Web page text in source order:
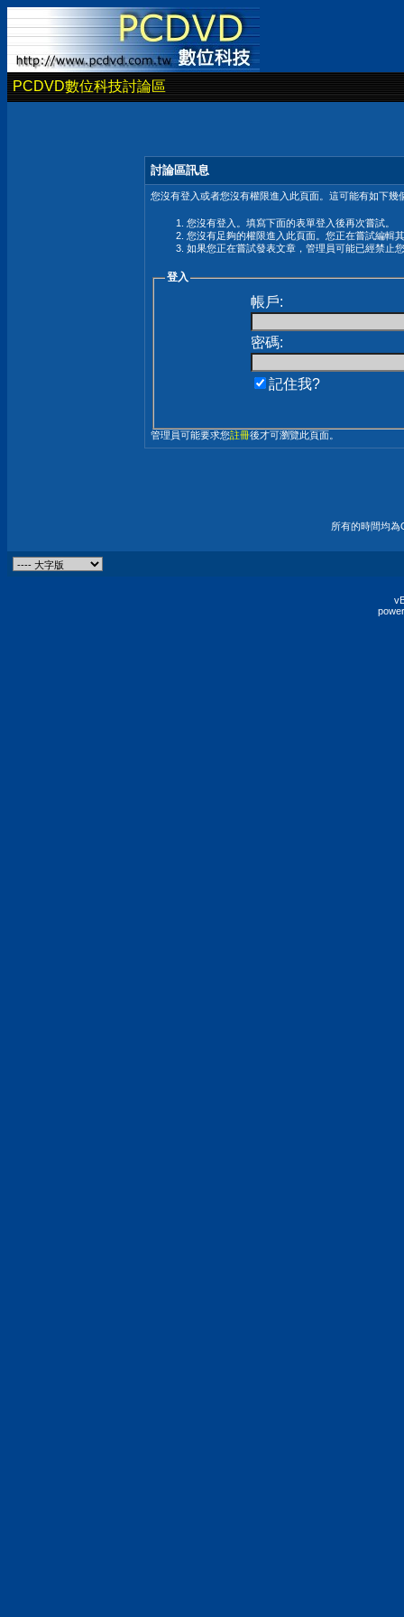
PCDVD數位科技討論區
討論區訊息
您沒有登入或者您沒有權限進入此頁面。這可能有如下幾
您沒有登入。填寫下面的表單登入後再次嘗試。
您沒有足夠的權限進入此頁面。您正在嘗試編輯
如果您正在嘗試發表文章，管理員可能已經禁止
登入
帳戶:
密碼:
記住我?
管理員可能要求您註冊後才可瀏覽此頁面。
所有的時間均為